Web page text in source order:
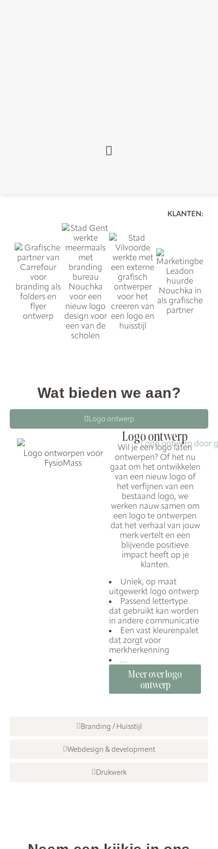
KLANTEN:
Wat bieden we aan?
Logo ontwerp
Branding / Huisstijl
Webdesign & development
Drukwerk
Logo ontworpen voor
FysioMass
Logo ontwerp
Wil je een logo laten
ontwerpen? Of het nu
gaat om het ontwikkelen
van een nieuw logo of
het verfijnen van een
bestaand logo, we
werken nauw samen om
een logo te ontwerpen
dat het verhaal van jouw
merk vertelt en een
blijvende positieve
impact heeft op je
klanten.
Uniek, op maat
uitgewerkt logo ontwerp
Passend lettertype
dat gebruikt kan worden
in andere communicatie
Een vast kleurenpalet
dat zorgt voor
merkherkenning
…
Meer over logo
ontwerp